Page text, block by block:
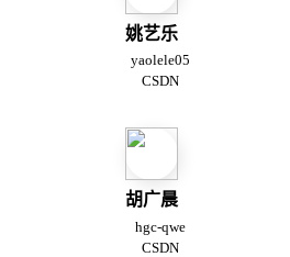
姚艺乐
yaolele05
CSDN
胡广晨
hgc-qwe
CSDN